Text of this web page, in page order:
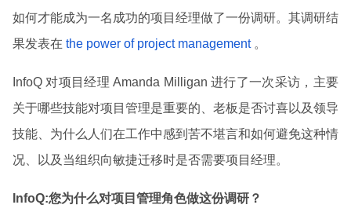
如何才能成为一名成功的项目经理做了一份调研。其调研结
果发表在 the power of project management 。
InfoQ 对项目经理 Amanda Milligan 进行了一次采访，主要
关于哪些技能对项目管理是重要的、老板是否讨喜以及领导
技能、为什么人们在工作中感到苦不堪言和如何避免这种情
况、以及当组织向敏捷迁移时是否需要项目经理。
InfoQ:您为什么对项目管理角色做这份调研？